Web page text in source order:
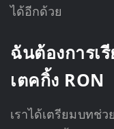
ได้อีกด้วย
ฉันต้องการเ
เตคกิ้ง RON
เราได้เตรียมบทช่